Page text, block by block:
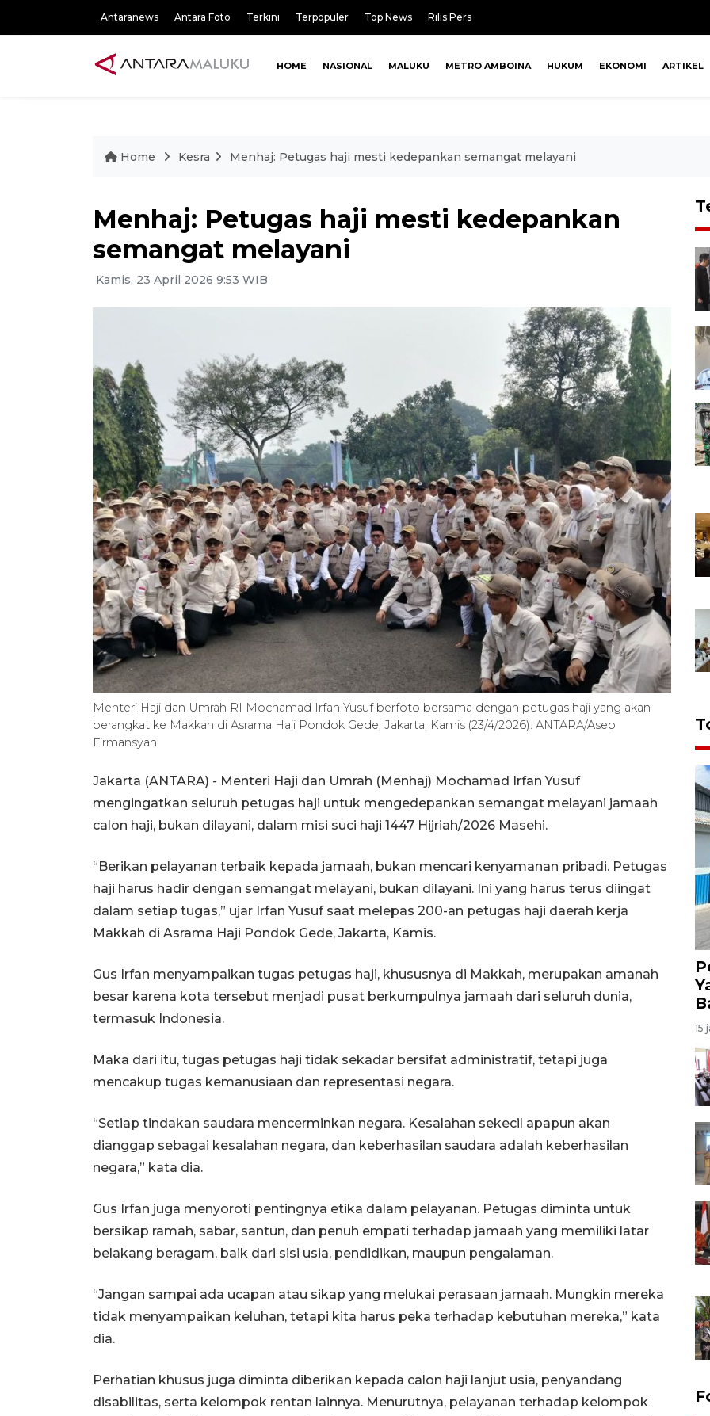
Antaranews Antara Foto Terkini Terpopuler Top News Rilis Pers
HOME NASIONAL MALUKU METRO AMBOINA HUKUM EKONOMI ARTIKEL
Home Kesra Menhaj: Petugas haji mesti kedepankan semangat melayani
Menhaj: Petugas haji mesti kedepankan
semangat melayani
Kamis, 23 April 2026 9:53 WIB
Menteri Haji dan Umrah RI Mochamad Irfan Yusuf berfoto bersama dengan petugas haji yang akan
berangkat ke Makkah di Asrama Haji Pondok Gede, Jakarta, Kamis (23/4/2026). ANTARA/Asep
Firmansyah
Jakarta (ANTARA) - Menteri Haji dan Umrah (Menhaj) Mochamad Irfan Yusuf
mengingatkan seluruh petugas haji untuk mengedepankan semangat melayani jamaah
calon haji, bukan dilayani, dalam misi suci haji 1447 Hijriah/2026 Masehi.
“Berikan pelayanan terbaik kepada jamaah, bukan mencari kenyamanan pribadi. Petugas
haji harus hadir dengan semangat melayani, bukan dilayani. Ini yang harus terus diingat
dalam setiap tugas,” ujar Irfan Yusuf saat melepas 200-an petugas haji daerah kerja
Makkah di Asrama Haji Pondok Gede, Jakarta, Kamis.
Gus Irfan menyampaikan tugas petugas haji, khususnya di Makkah, merupakan amanah
besar karena kota tersebut menjadi pusat berkumpulnya jamaah dari seluruh dunia,
termasuk Indonesia.
Maka dari itu, tugas petugas haji tidak sekadar bersifat administratif, tetapi juga
mencakup tugas kemanusiaan dan representasi negara.
“Setiap tindakan saudara mencerminkan negara. Kesalahan sekecil apapun akan
dianggap sebagai kesalahan negara, dan keberhasilan saudara adalah keberhasilan
negara,” kata dia.
Gus Irfan juga menyoroti pentingnya etika dalam pelayanan. Petugas diminta untuk
bersikap ramah, sabar, santun, dan penuh empati terhadap jamaah yang memiliki latar
belakang beragam, baik dari sisi usia, pendidikan, maupun pengalaman.
“Jangan sampai ada ucapan atau sikap yang melukai perasaan jamaah. Mungkin mereka
tidak menyampaikan keluhan, tetapi kita harus peka terhadap kebutuhan mereka,” kata
dia.
Perhatian khusus juga diminta diberikan kepada calon haji lanjut usia, penyandang
disabilitas, serta kelompok rentan lainnya. Menurutnya, pelayanan terhadap kelompok
15